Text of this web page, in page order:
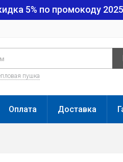
5% по промокоду 2025
пушка
Оплата Доставка